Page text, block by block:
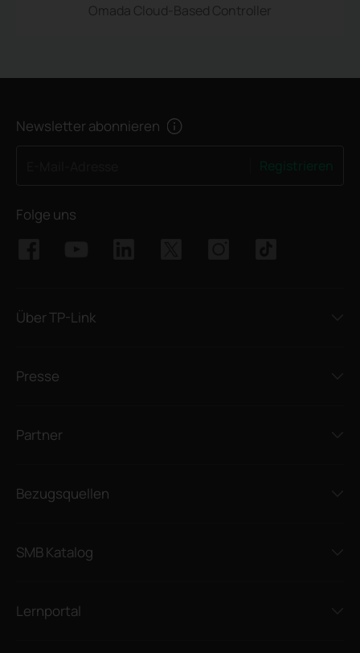
Omada Cloud-Based Controller
Newsletter abonnieren
Folge uns
Über TP-Link
Presse
Partner
Bezugsquellen
SMB Katalog
Lernportal